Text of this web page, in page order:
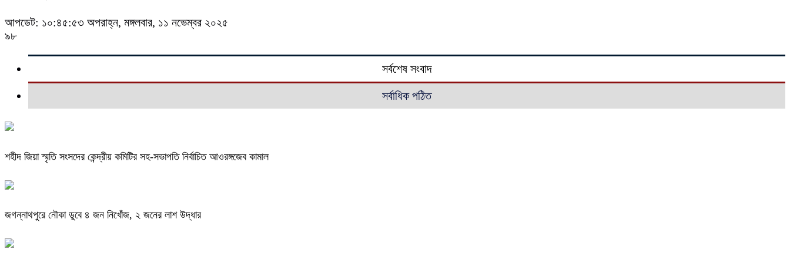
আপডেট: ১০:৪৫:৫৩ অপরাহ্ন, মঙ্গলবার, ১১ নভেম্বর ২০২৫
৯৮
সর্বশেষ সংবাদ
সর্বাধিক পঠিত
শহীদ জিয়া স্মৃতি সংসদের কেন্দ্রীয় কমিটির সহ-সভাপতি নির্বাচিত আওরঙ্গজেব কামাল
জগন্নাথপুরে নৌকা ডুবে ৪ জন নিখোঁজ, ২ জনের লাশ উদ্ধার